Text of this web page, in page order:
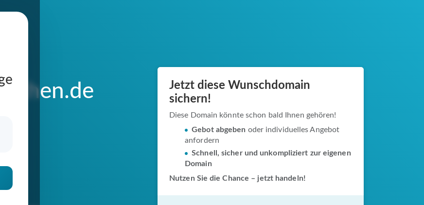
Jetzt diese Wunschdomain
sichern!
Diese Domain könnte schon bald Ihnen gehören!
Gebot abgeben oder individuelles Angebot
anfordern
Schnell, sicher und unkompliziert zur eigenen
Domain
Nutzen Sie die Chance – jetzt handeln!